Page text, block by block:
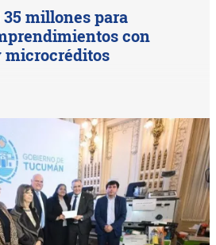
millones para
con
microcréditos